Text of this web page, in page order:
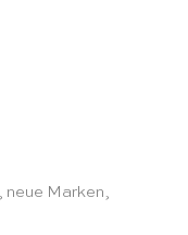
neue Marken,